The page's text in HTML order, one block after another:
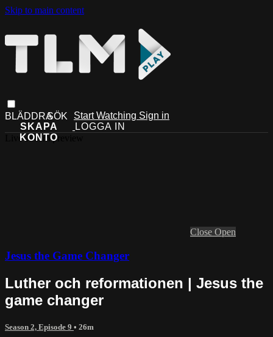
Skip to main content
Start Watching Sign in
Live stream preview
Close Open
Jesus the Game Changer
Luther och reformationen | Jesus the
game changer
Season 2, Episode 9 • 26m